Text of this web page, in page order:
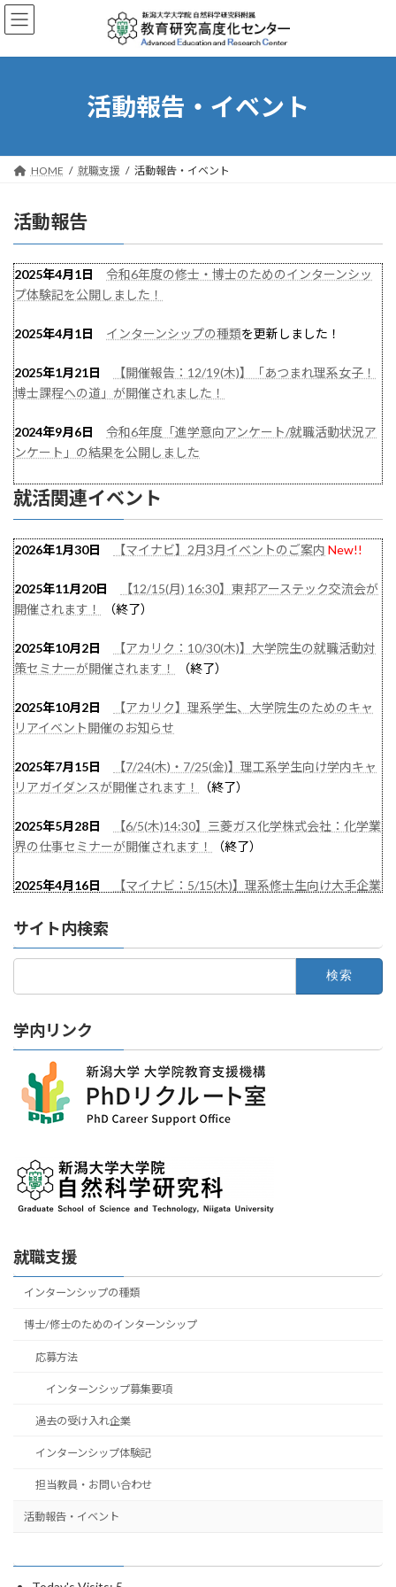
Skip
to
the
Skip
to
the
活動報告・イベント
HOME 就職支援 活動報告・イベント
活動報告
2025年4月1日 令和6年度の修士・博士のためのインターンシッ
プ体験記を公開しました！
2025年4月1日 インターンシップの種類を更新しました！
2025年1月21日
【開催報告：12/19(木)】「あつまれ理系女子！
博士課程への道」が開催されました！
2024年9月6日
令和6年度「進学意向アンケート/就職活動状況ア
ンケート」の結果を公開しました
2023年4月24日令和5年度「博士/修士のためのインターンシッ
プ」コーディネーターとの面談が始まりました！
2023年2月21日
1月18日・19日に自然科学研究科履修科目「博
2022年12月16日
インターンシップ報告会が1月18日・19日に開
2022年12月2日インターンシップ報告会の開催日が1月18日
2022年7月27日・8月1日インターンシップ事前学習の講義が行
2022年4月18日『博士/修士のためのインターンシップ』コーデ
2022年3月4日「インターンシップ体験記」のページが更新され
ターンシップ報告会が行われました。
2021年12月8日
インターンシップ報告会が1月7日(金)に開催され
2021年7月31日
るアンケートを実施しました
2021年7月23日
6機関8名のインターンシップ先が決まりまし
た。
2021年6月4日 令和3年度の発表会を2022.1.7と決定しました。
就活関連イベント
2026年1月30日 【マイナビ】2月3月イベントのご案内 New!!
2025年11月20日
【12/15(月) 16:30】東邦アーステック交流会が
開催されます！
（終了）
2025年10月2日
【アカリク：10/30(木)】大学院生の就職活動対
策セミナーが開催されます！
（終了）
2025年10月2日
【アカリク】理系学生、大学院生のためのキャ
リアイベント開催のお知らせ
2025年7月15日
【7/24(木)・7/25(金)】理工系学生向け学内キャ
リアガイダンスが開催されます！
（終了）
2025年5月28日
【6/5(木)14:30】三菱ガス化学株式会社：化学業
界の仕事セミナーが開催されます！
（終了）
2025年4月16日
【マイナビ：5/15(木)】理系修士生向け大手企業
開催されます！（終了）
2025年4月16日
リア選考対策講座〜エントリーシート準備を進めよう〜が開催さ
ーンシップ講座〜企業研究と選考対策〜が開催されます！
了）
2025年3月31日
【4/4(金)】令和7年度キャリアガイダンスが開催
2025年1月23日
【マイナビ：2/20(木)】理系大学院生対象面接対
策講座が開催されます！ （終了）
お知らせ（終了）
2025年1月20日
【マイナビ：2/1(土)】〈就活直前EXPO理系〉
WEBイベントのご案内（終了）
2025年1月9日
アイベント開催のお知らせ（終了）
2024年12月3日
【12/13(金)13:30】「インターンシップ報告会」
2024年11月30日
【リクナビ：12/11(火)】就活準備講座が開催
サイト内検索
学内リンク
就職支援
インターンシップの種類
博士/修士のためのインターンシップ
応募方法
インターンシップ募集要項
過去の受け入れ企業
インターンシップ体験記
担当教員・お問い合わせ
活動報告・イベント